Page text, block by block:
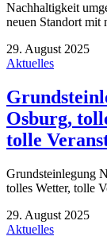
Nachhaltigkeit
neuen Standort mit
29. August 2025
Aktuelles
Osburg,
tolle
Grundsteinlegung
tolles Wetter, tolle
29. August 2025
Aktuelles